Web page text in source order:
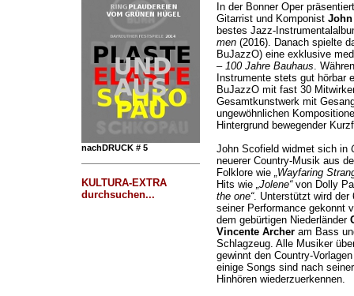
nachDRUCK # 5
KULTURA-EXTRA
durchsuchen...
In der Bonner Oper
Gitarrist und Komponist
bestes Jazz-
men(2016). Danach spielte
BuJazzO) eine exklusive
– 100 Jahre Bauhaus.
Instrumente stets gut hörbar
BuJazzO mit fast 30
Gesamtkunstwerk mit
ungewöhnlichen
Hintergrund bewegender
John Scofield widmet sich in
neuerer Country-Musik aus
Folklore wie „Wayfaring
Hits wie „Jolene“von Dolly
the one“. Unterstützt wird der
seiner Performance gekonnt
dem gebürtigen Niederländer
Vincente Archeram Bass
Schlagzeug. Alle Musiker
gewinnt den Country-
einige Songs sind nach
Hinhören wiederzuerkennen.